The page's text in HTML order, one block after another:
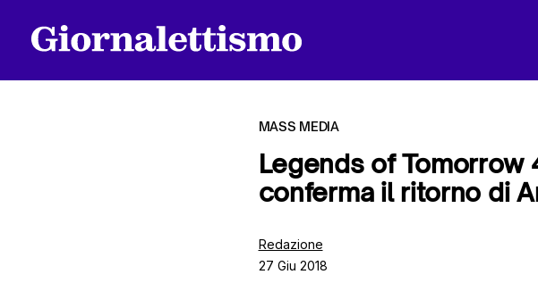
MASS MEDIA
Legends of Tomorrow
conferma il ritorno di
Redazione
27 Giu 2018